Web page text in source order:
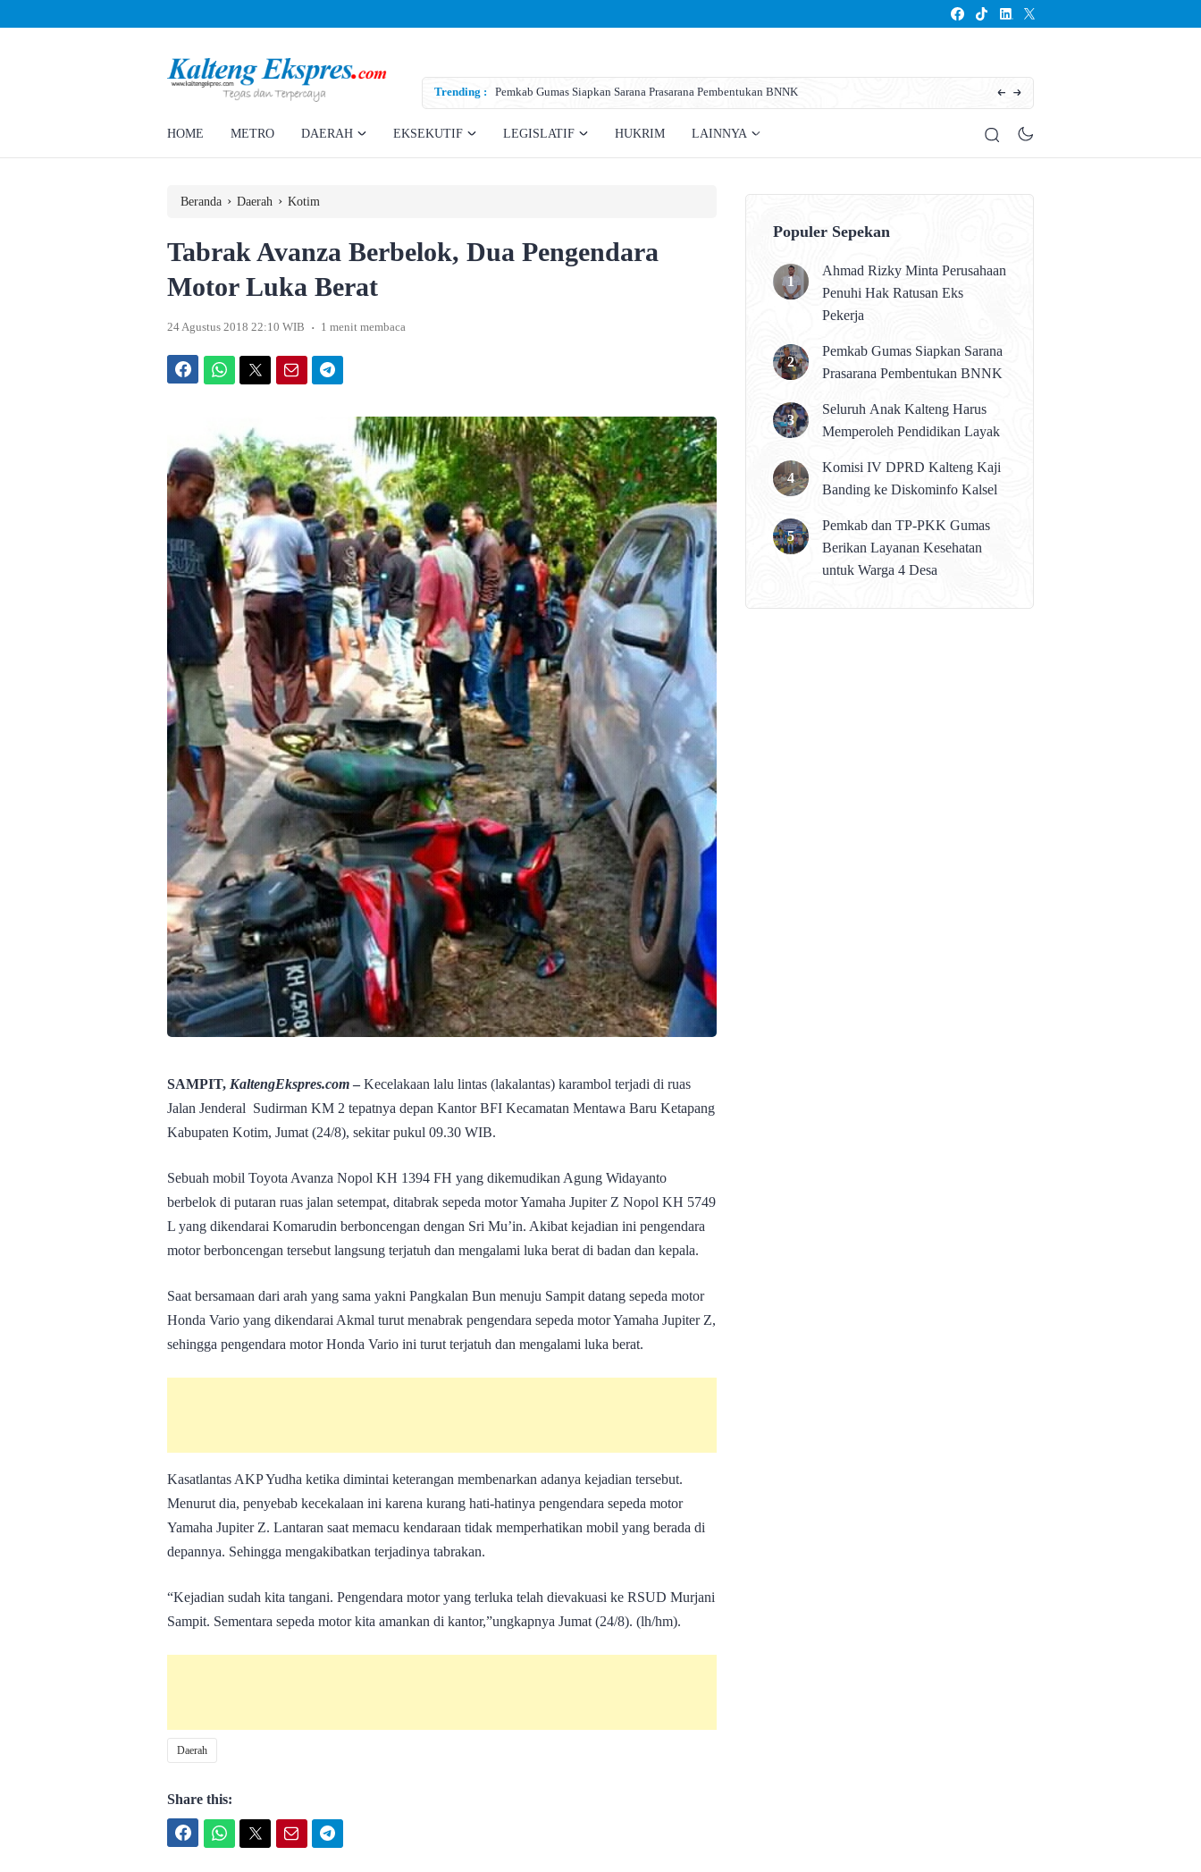
Trending :
Ahmad Rizky Minta Perusahaan Penuhi Hak Ratusan Eks Pekerja Pemkab Gumas Siapkan Sarana Prasarana Pembentukan BNNK Seluruh Anak Kalteng Harus Memperoleh
HOME METRO DAERAH EKSEKUTIF LEGISLATIF HUKRIM LAINNYA
Beranda › Daerah › Kotim
Tabrak Avanza Berbelok, Dua Pengendara
Motor Luka Berat
24 Agustus 2018 22:10 WIB . 1 menit membaca
SAMPIT, KaltengEkspres.com–Kecelakaan lalu lintas (lakalantas) karambol terjadi di ruas
Jalan Jenderal Sudirman KM 2 tepatnya depan Kantor BFI Kecamatan Mentawa Baru Ketapang
Kabupaten Kotim, Jumat (24/8), sekitar pukul 09.30 WIB.
Sebuah mobil Toyota Avanza Nopol KH 1394 FH yang dikemudikan Agung Widayanto
berbelok di putaran ruas jalan setempat, ditabrak sepeda motor Yamaha Jupiter Z Nopol KH 5749
L yang dikendarai Komarudin berboncengan dengan Sri Mu’in. Akibat kejadian ini pengendara
motor berboncengan tersebut langsung terjatuh dan mengalami luka berat di badan dan kepala.
Saat bersamaan dari arah yang sama yakni Pangkalan Bun menuju Sampit datang sepeda motor
Honda Vario yang dikendarai Akmal turut menabrak pengendara sepeda motor Yamaha Jupiter Z,
sehingga pengendara motor Honda Vario ini turut terjatuh dan mengalami luka berat.
Kasatlantas AKP Yudha ketika dimintai keterangan membenarkan adanya kejadian tersebut.
Menurut dia, penyebab kecekalaan ini karena kurang hati-hatinya pengendara sepeda motor
Yamaha Jupiter Z. Lantaran saat memacu kendaraan tidak memperhatikan mobil yang berada di
depannya. Sehingga mengakibatkan terjadinya tabrakan.
“Kejadian sudah kita tangani. Pengendara motor yang terluka telah dievakuasi ke RSUD Murjani
Sampit. Sementara sepeda motor kita amankan di kantor,”ungkapnya Jumat (24/8). (lh/hm).
Daerah
Share this:
Populer Sepekan
Ahmad Rizky Minta Perusahaan
Penuhi Hak Ratusan Eks
Pekerja
Pemkab Gumas Siapkan Sarana
Prasarana Pembentukan BNNK
Seluruh Anak Kalteng Harus
Memperoleh Pendidikan Layak
Komisi IV DPRD Kalteng Kaji
Banding ke Diskominfo Kalsel
Pemkab dan TP-PKK Gumas
Berikan Layanan Kesehatan
untuk Warga 4 Desa